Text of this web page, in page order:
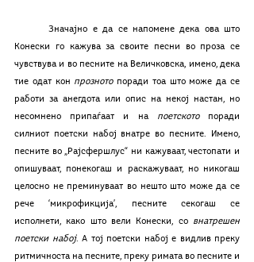
	Значајно е да се напомене дека ова што
Конески го кажува за своите песни во проза се
чувствува и во песните на Величковска, имено, дека
тие одат кон прозното поради тоа што може да се
работи за анегдота или опис на некој настан, но
несомнено припаѓаат и на поетското поради
силниот поетски набој внатре во песните. Имено,
песните во „Рајсфершлус“ ни кажуваат, честопати и
опишуваат, понекогаш и раскажуваат, но никогаш
целосно не преминуваат во нешто што може да се
рече ‘микрофикција’, песните секогаш се
исполнети, како што вели Конески, со внатрешен
поетски набој. А тој поетски набој е видлив преку
ритмичноста на песните, преку римата во песните и